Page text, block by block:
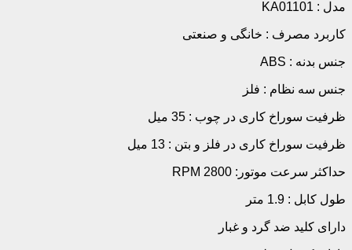
ظرفیت سوراخ کاری در چوب : 35 میل
ظرفیت سوراخ کاری در فلز و بتن : 13 میل
حداکثر سرعت موتور: 2800 RPM
طول کابل : 1.9 متر
دارای کلید ضد گرد و غبار
دارای کنترل تنظیم سرعت
قابلیت چپ گرد و راست گرد
دارای میله تنظیم عمق
طراحی بدنه ارگونومیک